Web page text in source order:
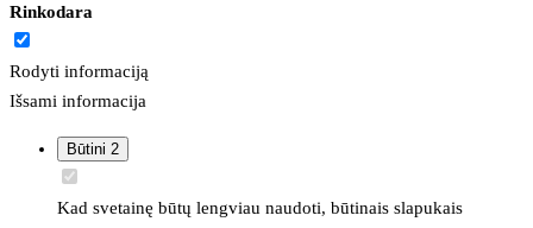
Rinkodara
Rodyti informaciją
Išsami informacija
Būtini 2
Kad svetainę būtų lengviau naudoti, būtinais slapukais